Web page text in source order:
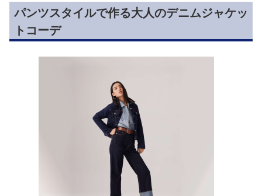
パンツスタイルで作る大人のデニムジャケッ
トコーデ